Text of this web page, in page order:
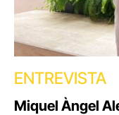
ENTREVISTA
Miquel Àngel